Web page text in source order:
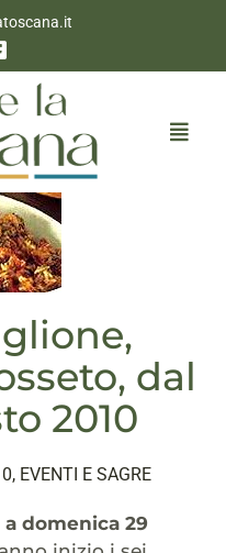
dal
2010
, EVENTI E SAGRE
a domenica 29